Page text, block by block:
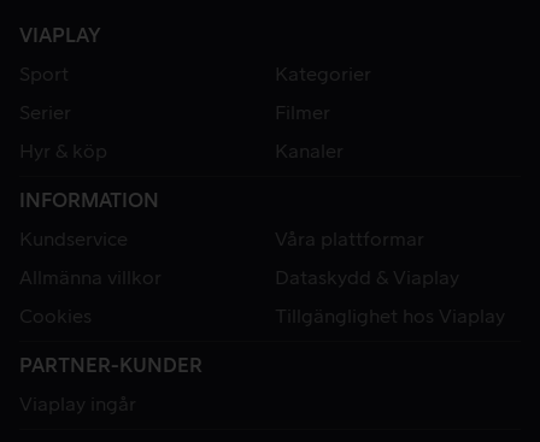
VIAPLAY
Sport
Kategorier
Serier
Filmer
Hyr & köp
Kanaler
INFORMATION
Kundservice
Våra plattformar
Allmänna villkor
Dataskydd & Viaplay
Cookies
Tillgänglighet hos Viaplay
PARTNER-KUNDER
Viaplay ingår